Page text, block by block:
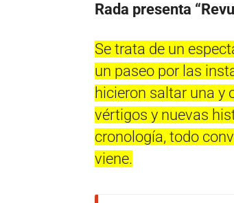
Rada presenta
Se trata de un
un paseo por las
hicieron saltar una y
vértigos y nuevas
cronología, todo
viene.